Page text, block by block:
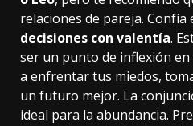
relaciones de pareja.
decisiones con valentía.
ser un punto de inflexión en
a enfrentar tus miedos,
un futuro mejor. La
ideal para la abundancia.